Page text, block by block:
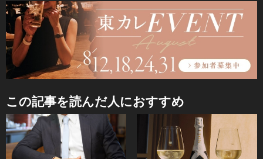
この記事を読んだ人におすすめ